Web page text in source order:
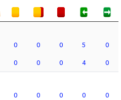
0 0 0 5
0
0 0 0 4
0
0 0 0 0
0